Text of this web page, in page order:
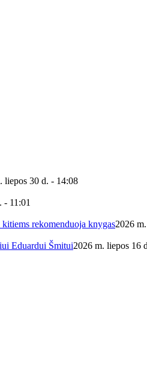
liepos 30 d. - 14:08
- 11:01
rekomenduoja knygas2026
Eduardui Šmitui2026 m. liepos 16